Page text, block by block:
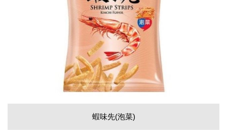
蝦味先(泡菜)